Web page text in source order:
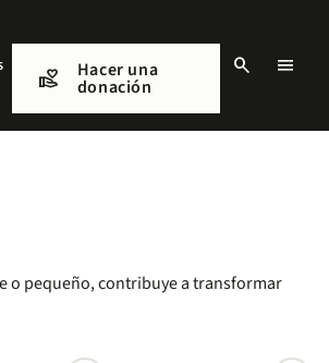
Volunteer_Activism Hacer una
donación
search menu
o pequeño, contribuye a transformar